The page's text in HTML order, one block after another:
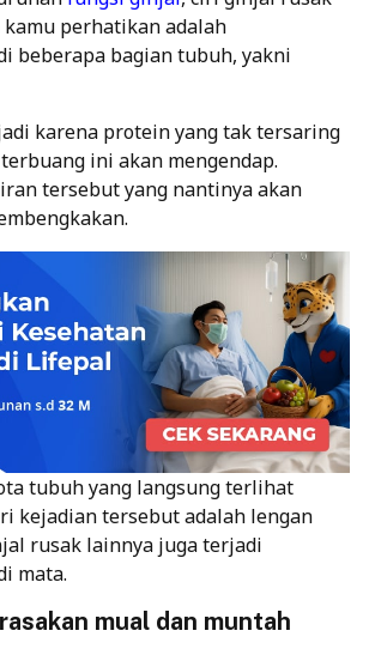
perhatikan adalah
beberapa bagian tubuh, yakni
karena protein yang tak tersaring
ini akan mengendap.
tersebut yang nantinya akan
tubuh yang langsung terlihat
kejadian tersebut adalah lengan
rusak lainnya juga terjadi
mata.
mual dan muntah